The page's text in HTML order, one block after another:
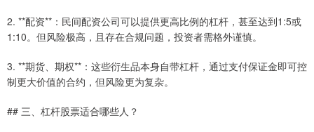
2. **配资**：民间配资公司可以提供更高比例的杠杆，甚至达到1:5或
1:10。但风险极高，且存在合规问题，投资者需格外谨慎。
3. **期货、期权**：这些衍生品本身自带杠杆，通过支付保证金即可控
制更大价值的合约，但风险更为复杂。
## 三、杠杆股票适合哪些人？